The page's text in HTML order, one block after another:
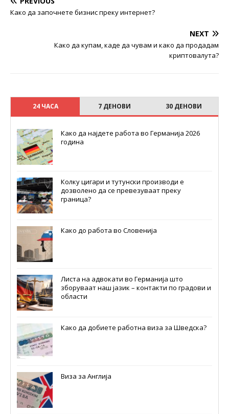
Како да започнете бизнис преку интернет?
NEXT
Како да купам, каде да чувам и како да продадам
криптовалута?
24 ЧАСА 7 ДЕНОВИ 30 ДЕНОВИ
Како да најдете работа во Германија 2026
година
Колку цигари и тутунски производи е
дозволено да се превезуваат преку
граница?
Како до работа во Словенија
Листа на адвокати во Германија што
зборуваат наш јазик – контакти по градови и
области
Како да добиете работна виза за Шведска?
Виза за Англија